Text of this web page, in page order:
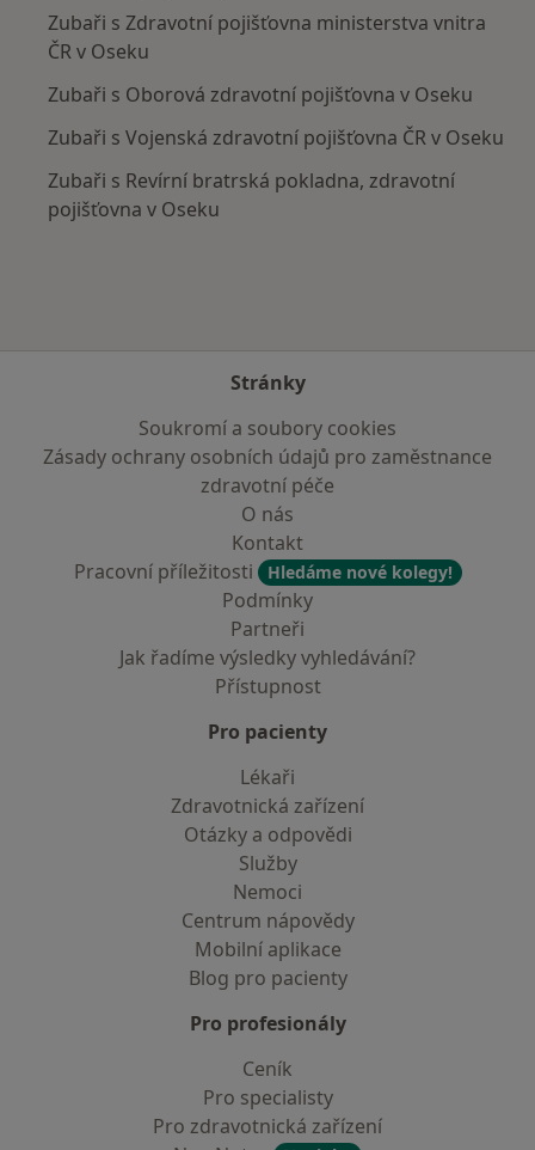
Zubaři s Zdravotní pojišťovna ministerstva vnitra
ČR v Oseku
Zubaři s Oborová zdravotní pojišťovna v Oseku
Zubaři s Vojenská zdravotní pojišťovna ČR v Oseku
Zubaři s Revírní bratrská pokladna, zdravotní
pojišťovna v Oseku
Stránky
Soukromí a soubory cookies
Zásady ochrany osobních údajů pro zaměstnance
zdravotní péče
O nás
Kontakt
Pracovní příležitosti
Hledáme nové kolegy!
Podmínky
Partneři
Jak řadíme výsledky vyhledávání?
Přístupnost
Pro pacienty
Lékaři
Zdravotnická zařízení
Otázky a odpovědi
Služby
Nemoci
Centrum nápovědy
Mobilní aplikace
Blog pro pacienty
Pro profesionály
Ceník
Pro specialisty
Pro zdravotnická zařízení